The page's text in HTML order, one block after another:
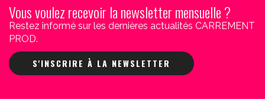
Vous voulez recevoir la newsletter mensuelle ?
Restez informé sur les dernières actualités CARREMENT
PROD.
S'INSCRIRE À LA NEWSLETTER